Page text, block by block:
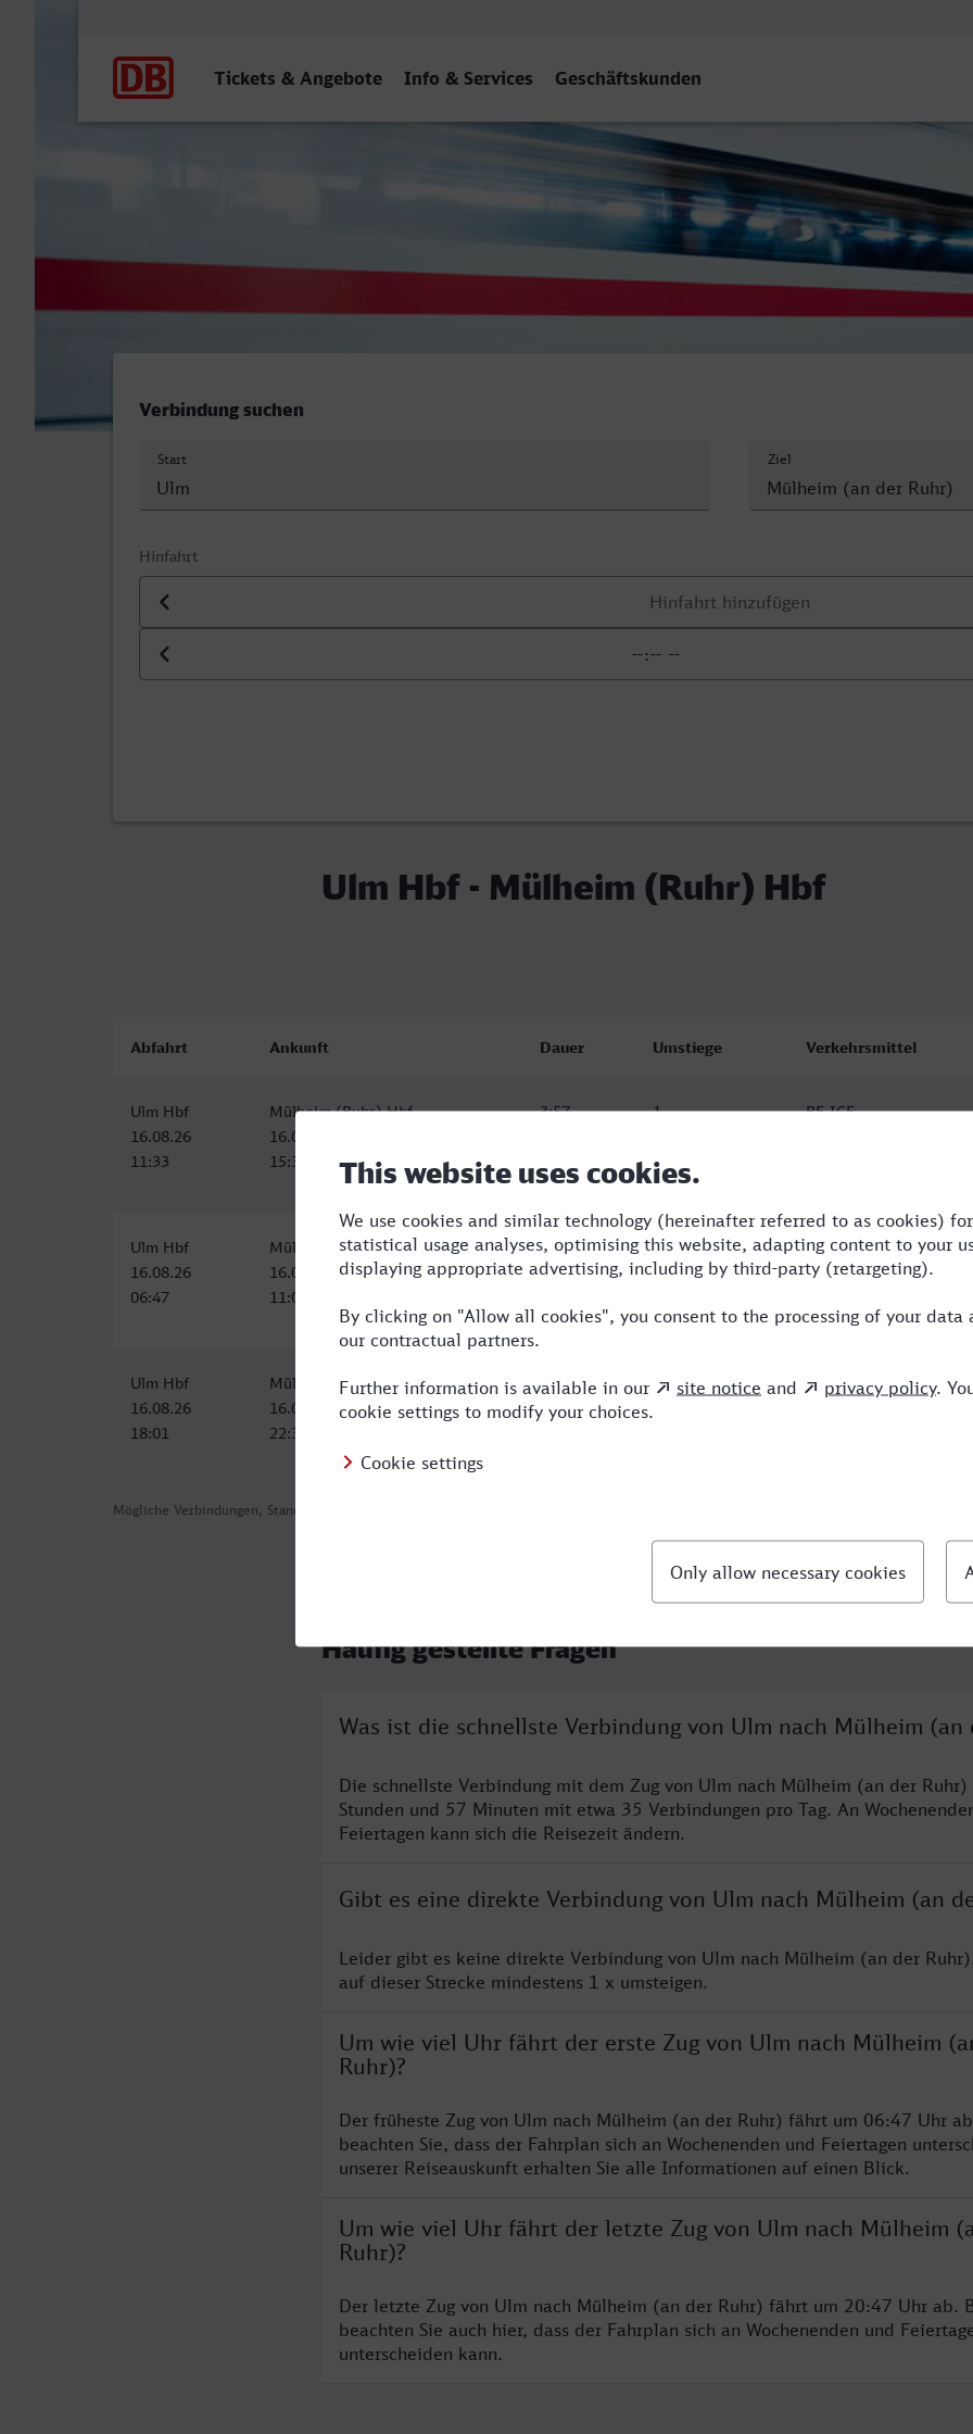
Tickets & Angebote Info & Services Geschäftskunden
Ulm Hbf - Mülheim (Ruhr) Hbf
Verbindung suchen
Start Ziel
Hinfahrt
Datum der Hinfahrt
Uhrzeit der Hinfahrt
Ulm Hbf - Mülheim (Ruhr) Hbf
Mögliche Verbindungen, Stand: 2026-08-02 02:21
Abfahrt Ankunft Dauer Umstiege Verkehrsmittel
Ulm Hbf
16.08.26
11:33
Mülheim (Ruhr) Hbf
16.08.26
15:30
3:57 1 RE,ICE
Ulm Hbf
16.08.26
06:47
Mülheim (Ruhr) Hbf
16.08.26
11:04
4:17 2 ICE,NX
Ulm Hbf
16.08.26
18:01
Mülheim (Ruhr) Hbf
16.08.26
22:30
4:29 3 RE,ICE,NX
Häufig gestellte Fragen
Was ist die schnellste Verbindung von Ulm nach Mülheim (an
Die schnellste Verbindung mit dem Zug von Ulm nach Mülheim (an der
Stunden und 57 Minuten mit etwa 35 Verbindungen pro Tag. An
Feiertagen kann sich die Reisezeit ändern.
Gibt es eine direkte Verbindung von Ulm nach Mülheim (an
Leider gibt es keine direkte Verbindung von Ulm nach Mülheim (an der
auf dieser Strecke mindestens 1 x umsteigen.
Um wie viel Uhr fährt der erste Zug von Ulm nach Mülheim
Ruhr)?
Der früheste Zug von Ulm nach Mülheim (an der Ruhr) fährt um 06:47 Uhr
beachten Sie, dass der Fahrplan sich an Wochenenden und Feiertagen
unserer Reiseauskunft erhalten Sie alle Informationen auf einen Blick.
Um wie viel Uhr fährt der letzte Zug von Ulm nach Mülheim
Ruhr)?
Der letzte Zug von Ulm nach Mülheim (an der Ruhr) fährt um 20:47 Uhr ab.
beachten Sie auch hier, dass der Fahrplan sich an Wochenenden und
unterscheiden kann.